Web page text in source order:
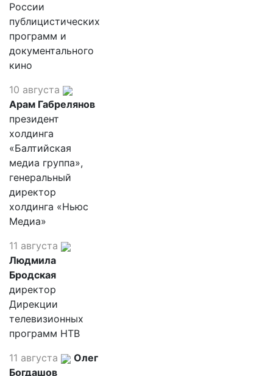
России
публицистических
программ и
документального
кино
10 августа
Арам Габрелянов
президент
холдинга
«Балтийская
медиа группа»,
генеральный
директор
холдинга «Ньюс
Медиа»
11 августа
Людмила
Бродская
директор
Дирекции
телевизионных
программ НТВ
11 августа
Олег
Богдашов